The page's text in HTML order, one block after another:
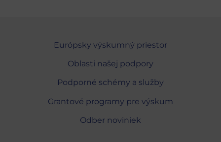
Európsky výskumný priestor
Oblasti našej podpory
Podporné schémy a služby
Grantové programy pre výskum
Odber noviniek